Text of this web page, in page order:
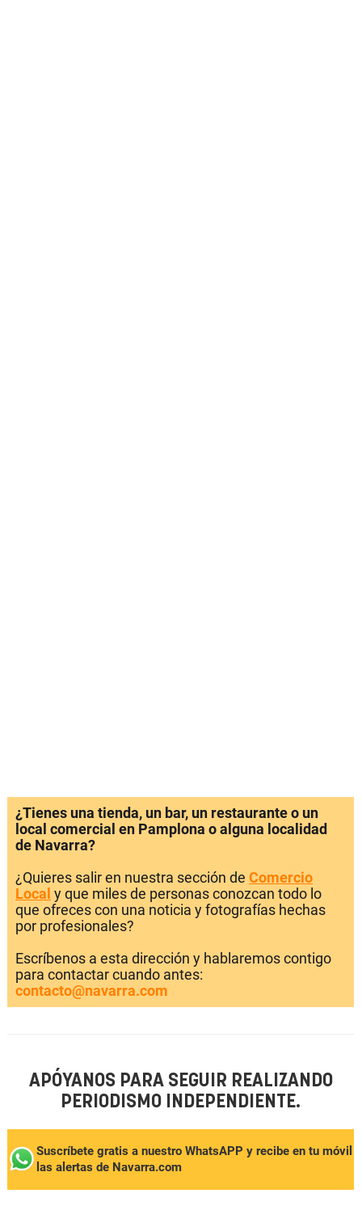
¿Tienes una tienda, un bar, un restaurante o un
local comercial en Pamplona o alguna localidad
de Navarra?
¿Quieres salir en nuestra sección de Comercio
Local y que miles de personas conozcan todo lo
que ofreces con una noticia y fotografías hechas
por profesionales?
Escríbenos a esta dirección y hablaremos contigo
para contactar cuando antes:
contacto@navarra.com
APÓYANOS PARA SEGUIR REALIZANDO
PERIODISMO INDEPENDIENTE.
Suscríbete gratis a nuestro WhatsAPP y recibe en tu móvil
las alertas de Navarra.com